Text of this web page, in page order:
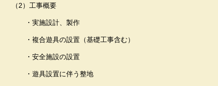
（2）工事概要
・実施設計、製作
・複合遊具の設置（基礎工事含む）
・安全施設の設置
・遊具設置に伴う整地